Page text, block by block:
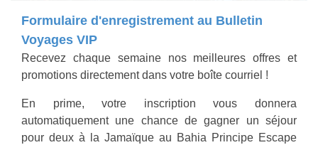
Formulaire d'enregistrement au Bulletin
Voyages VIP
Recevez chaque semaine nos meilleures offres et
promotions directement dans votre boîte courriel !
En prime, votre inscription vous donnera
automatiquement une chance de gagner un séjour
pour deux à la Jamaïque au Bahia Principe Escape